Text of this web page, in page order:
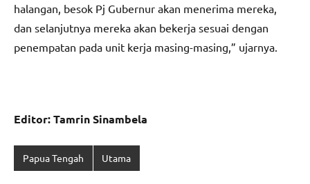
halangan, besok Pj Gubernur akan menerima mereka,
dan selanjutnya mereka akan bekerja sesuai dengan
penempatan pada unit kerja masing-masing,” ujarnya.
Editor: Tamrin Sinambela
Papua Tengah Utama